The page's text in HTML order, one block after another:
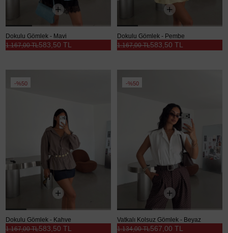
Dokulu Gömlek - Mavi
583,50 TL
1.167,00 TL
Dokulu Gömlek - Pembe
583,50 TL
1.167,00 TL
%50
Dokulu Gömlek - Kahve
583,50 TL
1.167,00 TL
%50
Vatkalı Kolsuz Gömlek - Beyaz
567,00 TL
1.134,00 TL